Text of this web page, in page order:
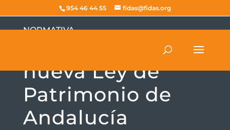
954 46 44 55 fidas@fidas.org
NORMATIVA
Anteproyecto
nueva Ley de
Patrimonio de
Andalucía